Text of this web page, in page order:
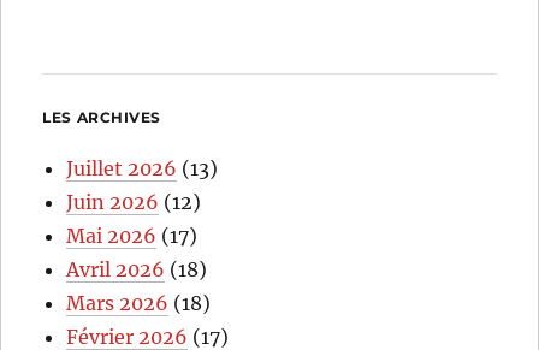
LES ARCHIVES
Juillet 2026 (13)
Juin 2026 (12)
Mai 2026 (17)
Avril 2026 (18)
Mars 2026 (18)
Février 2026 (17)